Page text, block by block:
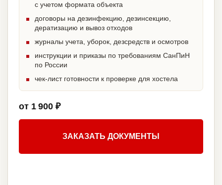
с учетом формата объекта
договоры на дезинфекцию, дезинсекцию,
дератизацию и вывоз отходов
журналы учета, уборок, дезсредств и осмотров
инструкции и приказы по требованиям СанПиН
по России
чек-лист готовности к проверке для хостела
от 1 900 ₽
ЗАКАЗАТЬ ДОКУМЕНТЫ